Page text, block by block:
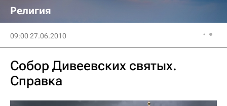
Религия
09:00 27.06.2010
Собор Дивеевских святых.
Справка